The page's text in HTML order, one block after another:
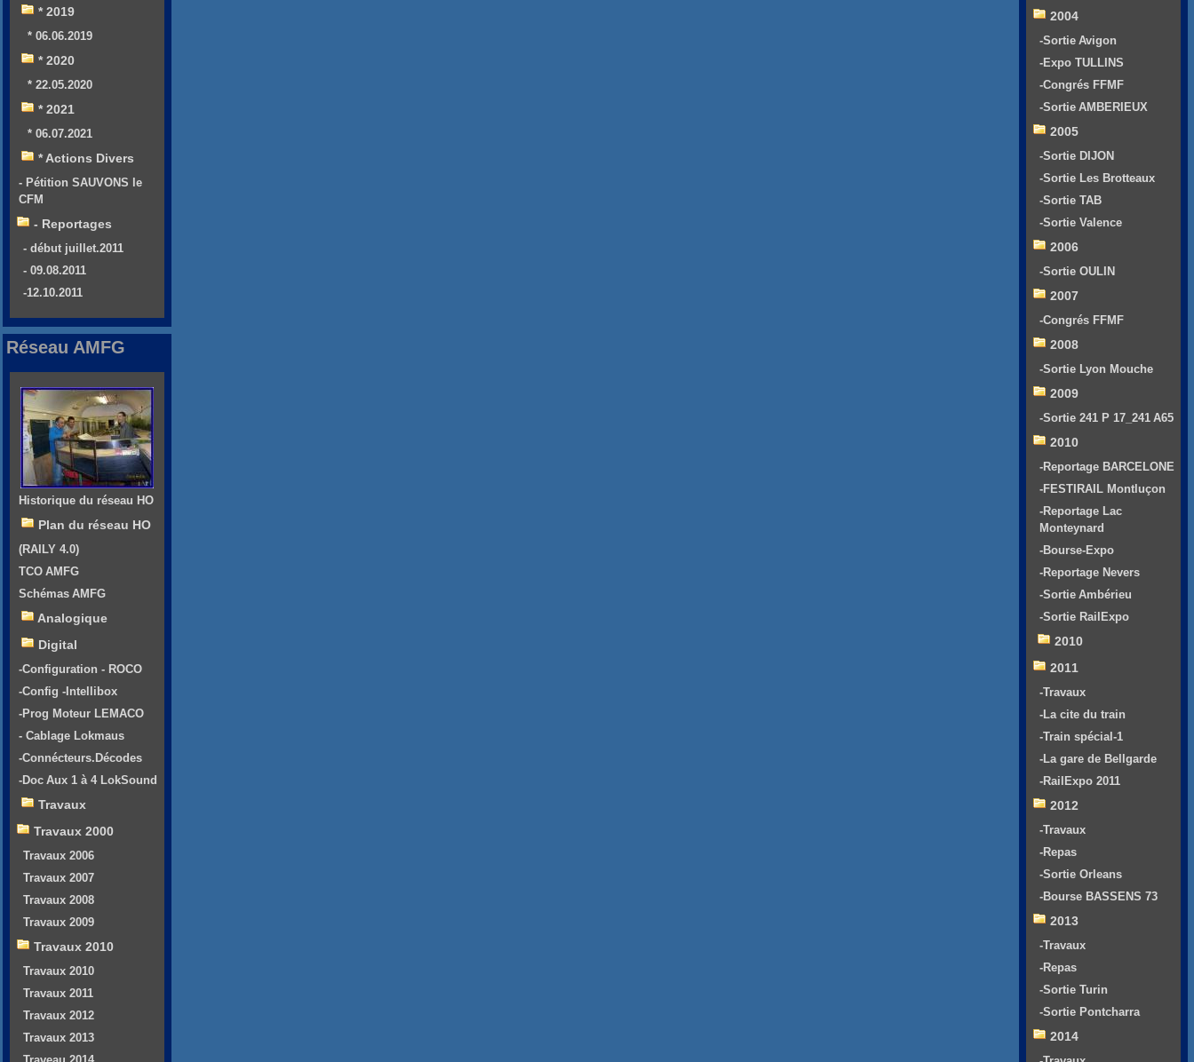
* 2019
* 06.06.2019
* 2020
* 22.05.2020
* 2021
* 06.07.2021
* Actions Divers
- Pétition SAUVONS le
CFM
- Reportages
- début juillet.2011
- 09.08.2011
-12.10.2011
Réseau AMFG
Historique du réseau HO
Plan du réseau HO
(RAILY 4.0)
TCO AMFG
Schémas AMFG
Analogique
Digital
-Configuration - ROCO
-Config -Intellibox
-Prog Moteur LEMACO
- Cablage Lokmaus
-Connécteurs.Décodes
-Doc Aux 1 à 4 LokSound
Travaux
Travaux 2000
Travaux 2006
Travaux 2007
Travaux 2008
Travaux 2009
Travaux 2010
Travaux 2010
Travaux 2011
Travaux 2012
Travaux 2013
2004
-Sortie Avigon
-Expo TULLINS
-Congrés FFMF
-Sortie AMBERIEUX
2005
-Sortie DIJON
-Sortie Les Brotteaux
-Sortie TAB
-Sortie Valence
2006
-Sortie OULIN
2007
-Congrés FFMF
2008
-Sortie Lyon Mouche
2009
-Sortie 241 P 17_241 A65
2010
-Reportage BARCELONE
-FESTIRAIL Montluçon
-Reportage Lac
Monteynard
-Bourse-Expo
-Reportage Nevers
-Sortie Ambérieu
-Sortie RailExpo
2010
2011
-Travaux
-La cite du train
-Train spécial-1
-La gare de Bellgarde
-RailExpo 2011
2012
-Travaux
-Repas
-Sortie Orleans
-Bourse BASSENS 73
2013
-Travaux
-Repas
-Sortie Turin
-Sortie Pontcharra
2014